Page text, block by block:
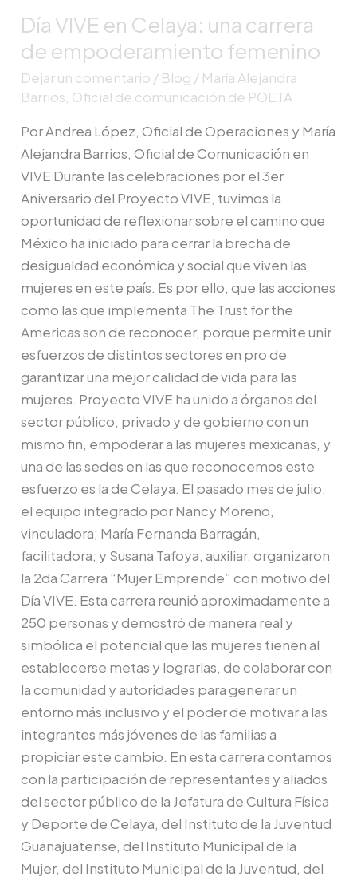
Día VIVE en Celaya: una carrera
de empoderamiento femenino
Dejar un comentario / Blog / María Alejandra
Barrios, Oficial de comunicación de POETA
Por Andrea López, Oficial de Operaciones y María
Alejandra Barrios, Oficial de Comunicación en
VIVE Durante las celebraciones por el 3er
Aniversario del Proyecto VIVE, tuvimos la
oportunidad de reflexionar sobre el camino que
México ha iniciado para cerrar la brecha de
desigualdad económica y social que viven las
mujeres en este país. Es por ello, que las acciones
como las que implementa The Trust for the
Americas son de reconocer, porque permite unir
esfuerzos de distintos sectores en pro de
garantizar una mejor calidad de vida para las
mujeres. Proyecto VIVE ha unido a órganos del
sector público, privado y de gobierno con un
mismo fin, empoderar a las mujeres mexicanas, y
una de las sedes en las que reconocemos este
esfuerzo es la de Celaya. El pasado mes de julio,
el equipo integrado por Nancy Moreno,
vinculadora; María Fernanda Barragán,
facilitadora; y Susana Tafoya, auxiliar, organizaron
la 2da Carrera “Mujer Emprende” con motivo del
Día VIVE. Esta carrera reunió aproximadamente a
250 personas y demostró de manera real y
simbólica el potencial que las mujeres tienen al
establecerse metas y lograrlas, de colaborar con
la comunidad y autoridades para generar un
entorno más inclusivo y el poder de motivar a las
integrantes más jóvenes de las familias a
propiciar este cambio. En esta carrera contamos
con la participación de representantes y aliados
del sector público de la Jefatura de Cultura Física
y Deporte de Celaya, del Instituto de la Juventud
Guanajuatense, del Instituto Municipal de la
Mujer, del Instituto Municipal de la Juventud, del
Día
VIVE
Celaya:
carrera
de
empoderamiento
femenino